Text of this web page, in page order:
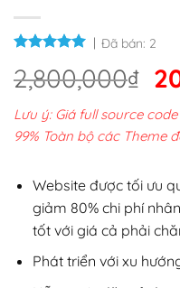
Đã bán: 2
2,800,000₫
Lưu ý: Giá full source
99% Toàn bộ các Theme
Website được tối ưu
giảm 80% chi phí
tốt với giá cả phải
Phát triển với xu